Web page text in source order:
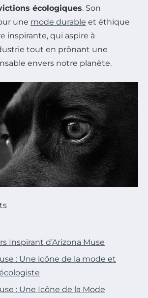
écologiques. Son
une mode durable et éthique
inspirante, qui aspire à
tout en prônant une
envers notre planète.
Inspirant d’Arizona Muse
: Une icône de la mode et
: Une Icône de la Mode